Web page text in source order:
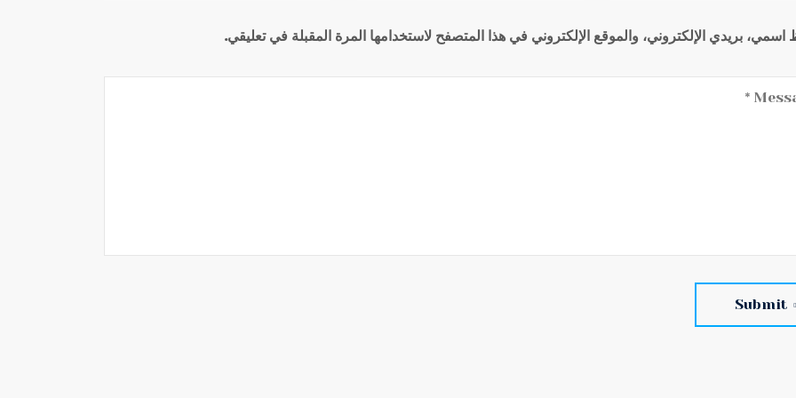
اسمي، بريدي الإلكتروني، والموقع الإلكتروني في هذا المتصفح لاستخدامها المرة المقبلة في تعليقي.
Submit